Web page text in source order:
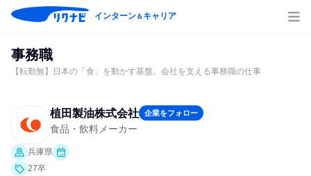
インターン＆キャリア
事務職
【転勤無】日本の「食」を動かす基盤。会社を支える事務職の仕事
植田製油株式会社 企業をフォロー
食品・飲料メーカー
兵庫県
27卒